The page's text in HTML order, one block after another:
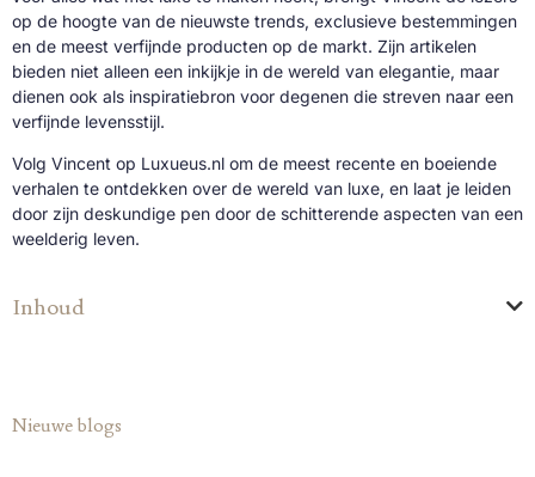
op de hoogte van de nieuwste trends, exclusieve bestemmingen
en de meest verfijnde producten op de markt. Zijn artikelen
bieden niet alleen een inkijkje in de wereld van elegantie, maar
dienen ook als inspiratiebron voor degenen die streven naar een
verfijnde levensstijl.
Volg Vincent op Luxueus.nl om de meest recente en boeiende
verhalen te ontdekken over de wereld van luxe, en laat je leiden
door zijn deskundige pen door de schitterende aspecten van een
weelderig leven.
Inhoud
Nieuwe blogs